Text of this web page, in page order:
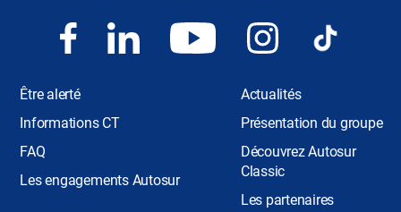
Être alerté
Informations CT
FAQ
Les engagements Autosur
Actualités
Présentation du groupe
Découvrez Autosur
Classic
Les partenaires